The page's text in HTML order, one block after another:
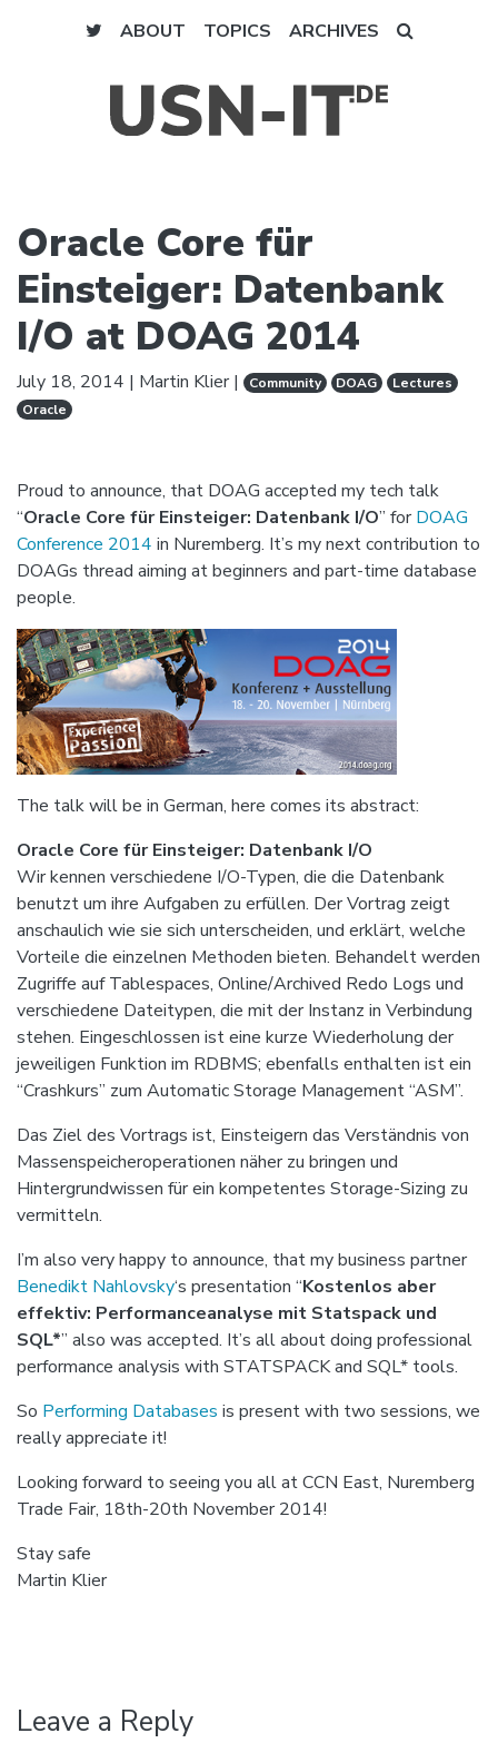
ABOUT TOPICS ARCHIVES
Oracle Core für
Einsteiger: Datenbank
I/O at DOAG 2014
July 18, 2014 | Martin Klier| Community DOAG
Lectures
Oracle
Proud to announce, that DOAG accepted my tech talk
“Oracle Core für Einsteiger: Datenbank I/O” forDOAG
Conference 2014 in Nuremberg. It’s my next contribution to
DOAGs thread aiming at beginners and part-time database
people.
The talk will be in German, here comes its abstract:
Oracle Core für Einsteiger: Datenbank I/O
Wir kennen verschiedene I/O-Typen, die die Datenbank
benutzt um ihre Aufgaben zu erfüllen. Der Vortrag zeigt
anschaulich wie sie sich unterscheiden, und erklärt, welche
Vorteile die einzelnen Methoden bieten. Behandelt werden
Zugriffe auf Tablespaces, Online/Archived Redo Logs und
verschiedene Dateitypen, die mit der Instanz in Verbindung
stehen. Eingeschlossen ist eine kurze Wiederholung der
jeweiligen Funktion im RDBMS; ebenfalls enthalten ist ein
“Crashkurs” zum Automatic Storage Management “ASM”.
Das Ziel des Vortrags ist, Einsteigern das Verständnis von
Massenspeicheroperationen näher zu bringen und
Hintergrundwissen für ein kompetentes Storage-Sizing zu
vermitteln.
I’m also very happy to announce, that my business partner
Benedikt Nahlovsky‘s presentation “Kostenlos aber
effektiv: Performanceanalyse mit Statspack und
SQL*” also was accepted. It’s all about doing professional
performance analysis with STATSPACK and SQL* tools.
So Performing Databases is present with two sessions, we
really appreciate it!
Looking forward to seeing you all at CCN East, Nuremberg
Trade Fair, 18th-20th November 2014!
Stay safe
Martin Klier
Leave a Reply